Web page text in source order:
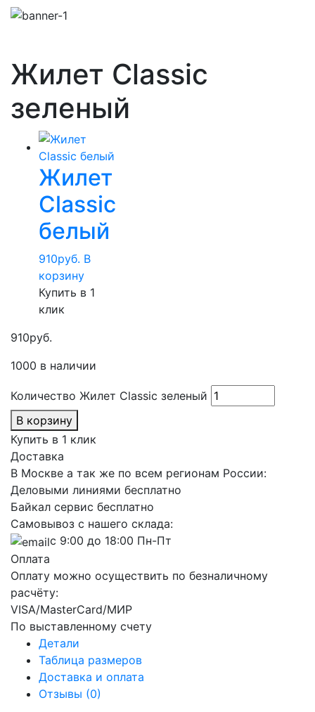
Жилет Classic
зеленый
Жилет
Classic
белый
910руб. В
корзину
Купить в 1
клик
910руб.
1000 в наличии
Количество Жилет Classic зеленый
В корзину
Купить в 1 клик
Доставка
В Москве а так же по всем регионам России:
Деловыми линиями бесплатно
Байкал сервис бесплатно
Самовывоз с нашего склада:
с 9:00 до 18:00 Пн-Пт
Оплата
Оплату можно осуществить по безналичному
расчёту:
VISA/MasterCard/МИР
По выставленному счету
Детали
Таблица размеров
Доставка и оплата
Отзывы (0)